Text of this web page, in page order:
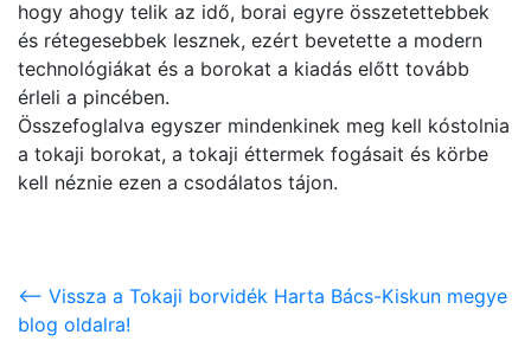
hogy ahogy telik az idő, borai egyre összetettebbek
és rétegesebbek lesznek, ezért bevetette a modern
technológiákat és a borokat a kiadás előtt tovább
érleli a pincében.
Összefoglalva egyszer mindenkinek meg kell kóstolnia
a tokaji borokat, a tokaji éttermek fogásait és körbe
kell néznie ezen a csodálatos tájon.
<-- Vissza a Tokaji borvidék Harta Bács-Kiskun megye
blog oldalra!